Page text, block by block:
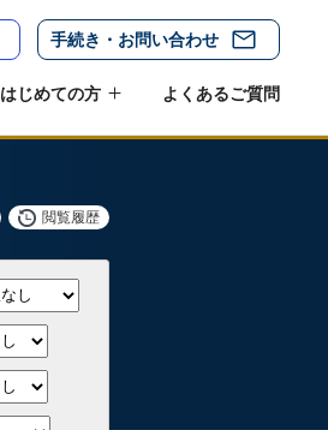
手続き・お問い合わせ
はじめての方 よくあるご質問
閲覧履歴